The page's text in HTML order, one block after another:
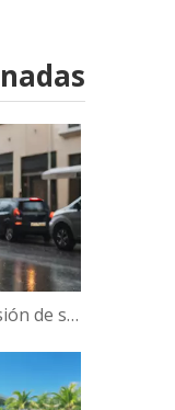
Caso Hanbang | Nueva visión de sabiduría, empoderamiento global de la tecnología de visualización inteligente de Hanbang